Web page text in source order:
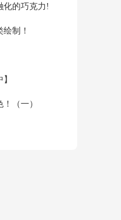
化的巧克力!
制！
（一）